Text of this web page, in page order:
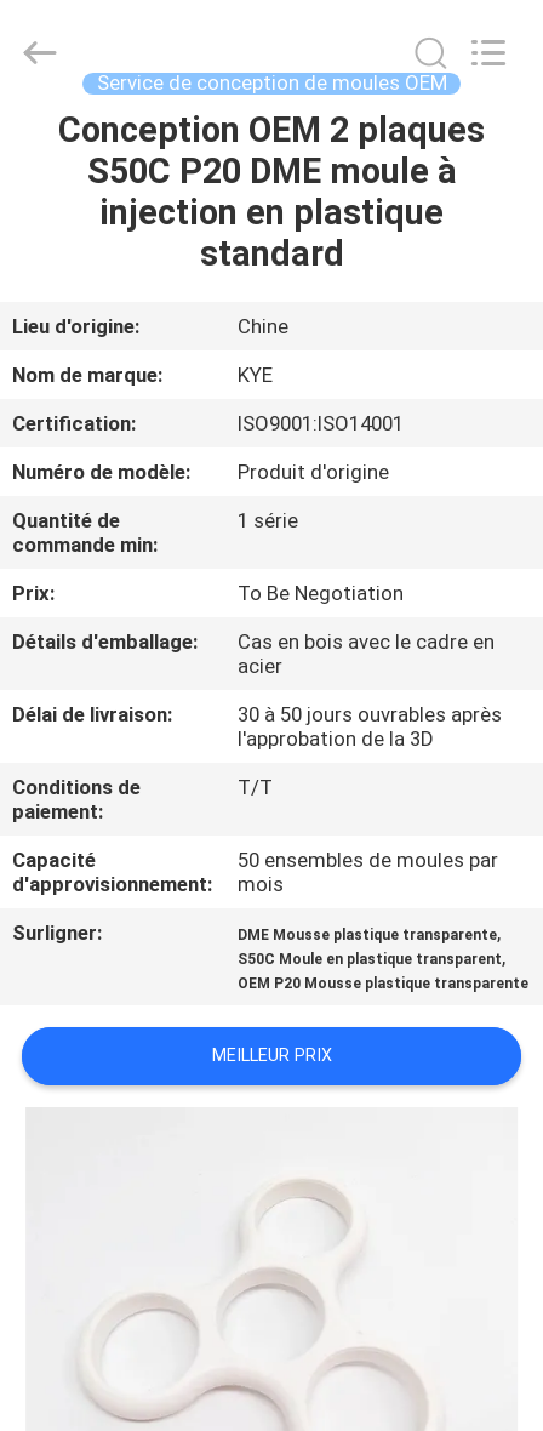
MAISON
PRODUITS
SUJET
DE
NOUS
VISITE
D'USINE
CONTRÔLE
DE
NOUS
NOUVELLES
CITATION
POLICY
Rights
Service de conception de moules OEM
Conception OEM 2 plaques
S50C P20 DME moule à
injection en plastique
standard
Lieu d'origine:
Chine
Nom de marque:
KYE
Certification:
ISO9001:ISO14001
Numéro de modèle:
Produit d'origine
Quantité de
commande min:
1 série
Prix:
To Be Negotiation
Détails d'emballage:
Cas en bois avec le cadre en
acier
Délai de livraison:
30 à 50 jours ouvrables après
l'approbation de la 3D
Conditions de
paiement:
T/T
Capacité
d'approvisionnement:
50 ensembles de moules par
mois
Surligner:
DME Mousse plastique transparente,
S50C Moule en plastique transparent,
OEM P20 Mousse plastique transparente
MEILLEUR PRIX